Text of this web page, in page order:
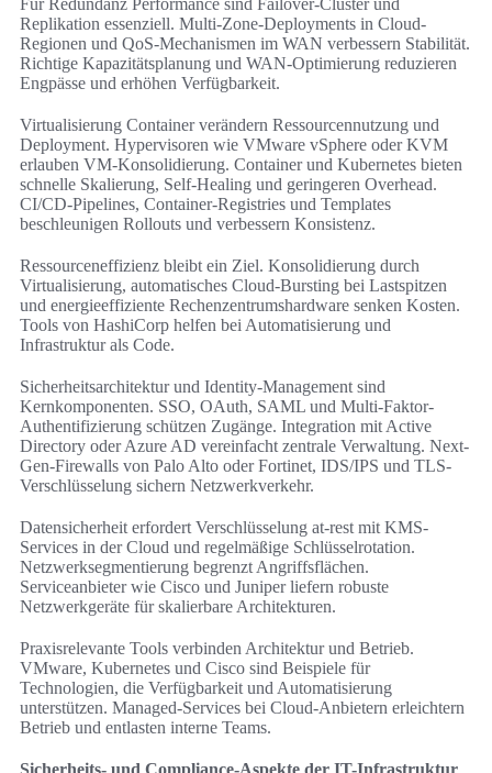
Für Redundanz Performance sind Failover-Cluster und
Replikation essenziell. Multi-Zone-Deployments in Cloud-
Regionen und QoS-Mechanismen im WAN verbessern Stabilität.
Richtige Kapazitätsplanung und WAN-Optimierung reduzieren
Engpässe und erhöhen Verfügbarkeit.
Virtualisierung Container verändern Ressourcennutzung und
Deployment. Hypervisoren wie VMware vSphere oder KVM
erlauben VM-Konsolidierung. Container und Kubernetes bieten
schnelle Skalierung, Self-Healing und geringeren Overhead.
CI/CD-Pipelines, Container-Registries und Templates
beschleunigen Rollouts und verbessern Konsistenz.
Ressourceneffizienz bleibt ein Ziel. Konsolidierung durch
Virtualisierung, automatisches Cloud-Bursting bei Lastspitzen
und energieeffiziente Rechenzentrumshardware senken Kosten.
Tools von HashiCorp helfen bei Automatisierung und
Infrastruktur als Code.
Sicherheitsarchitektur und Identity-Management sind
Kernkomponenten. SSO, OAuth, SAML und Multi-Faktor-
Authentifizierung schützen Zugänge. Integration mit Active
Directory oder Azure AD vereinfacht zentrale Verwaltung. Next-
Gen-Firewalls von Palo Alto oder Fortinet, IDS/IPS und TLS-
Verschlüsselung sichern Netzwerkverkehr.
Datensicherheit erfordert Verschlüsselung at-rest mit KMS-
Services in der Cloud und regelmäßige Schlüsselrotation.
Netzwerksegmentierung begrenzt Angriffsflächen.
Serviceanbieter wie Cisco und Juniper liefern robuste
Netzwerkgeräte für skalierbare Architekturen.
Praxisrelevante Tools verbinden Architektur und Betrieb.
VMware, Kubernetes und Cisco sind Beispiele für
Technologien, die Verfügbarkeit und Automatisierung
unterstützen. Managed-Services bei Cloud-Anbietern erleichtern
Betrieb und entlasten interne Teams.